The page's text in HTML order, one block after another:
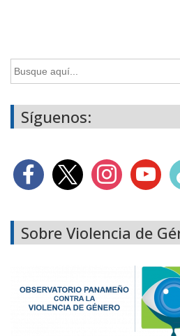
Buscar:
Síguenos:
Sobre Violencia de